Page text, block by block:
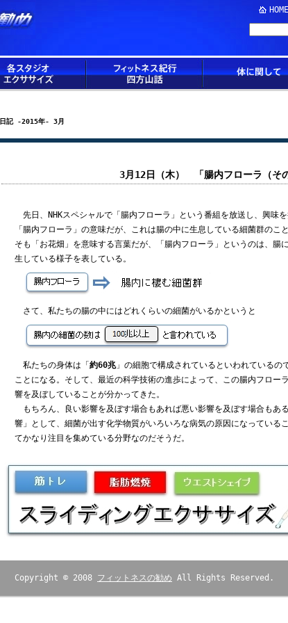
HOME
日記 -2015年- 3月
3月12日（木） 「腸内フローラ（そ
先日、NHKスペシャルで「腸内フローラ」という番組を放送し、興味を
「腸内フローラ」の意味だが、これは腸の中に生息している細菌群のこ
そも「お花畑」を意味する言葉だが、「腸内フローラ」というのは、腸
生している様子を表している。
さて、私たちの腸の中にはどれくらいの細菌がいるかというと
私たちの身体は「 約60兆」の細胞で構成されているといわれているの
ことになる。そして、最近の科学技術の進歩によって、この腸内フロー
響を及ぼしていることが分かってきた。
もちろん、良い影響を及ぼす場合もあれば悪い影響を及ぼす場合もあ
響」として、細菌が出す化学物質がいろいろな病気の原因になっている
てかなり注目を集めている分野なのだそうだ。
Copyright © 2008 フィットネスの勧め All Rights Reserved.